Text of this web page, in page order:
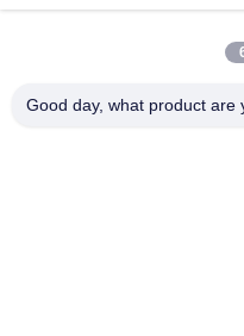
Good day, what product are